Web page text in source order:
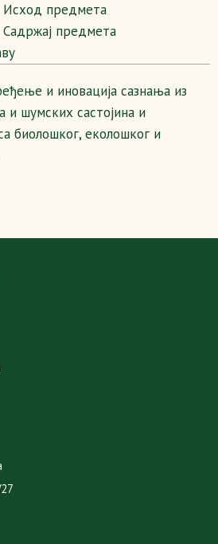
Исход предмета
Садржај предмета
и иновација сазнања из
и шумских састојина и
биолошког, еколошког и